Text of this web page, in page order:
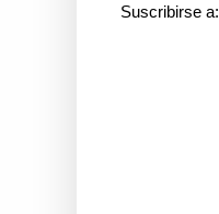
Suscribirse a: